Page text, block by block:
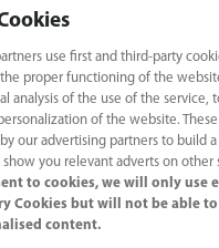
Mindray Bio-Medical
Italy S.r.l. ha ottenuto il
★★++ ed è inclusa
dell'AGCM
use first and third-party
proper functioning of the
analysis of the use of the service,
of the website.
our advertising partners to build
you relevant adverts on other
to cookies, we will only use
Cookies but will not be able
content.